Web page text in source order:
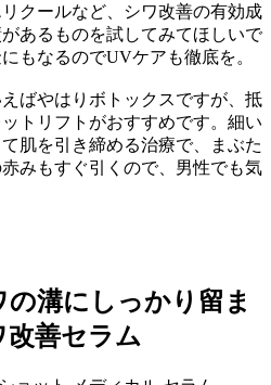
クールなど、シワ改善の有効成
あるものを試してみてほしいで
もなるのでUVケアも徹底を。
ばやはりボトックスですが、抵
トリフトがおすすめです。細い
肌を引き締める治療で、まぶた
みもすぐ引くので、男性でも気
溝にしっかり留ま
善セラム